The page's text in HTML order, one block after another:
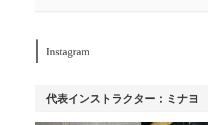
Instagram
代表インストラクター：ミナヨ